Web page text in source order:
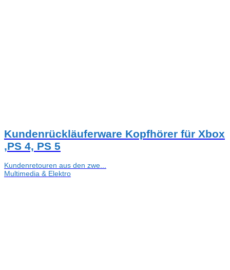
Kundenrückläuferware Kopfhörer für Xbox
,PS 4, PS 5
Kundenretouren aus den zwe...
Multimedia & Elektro